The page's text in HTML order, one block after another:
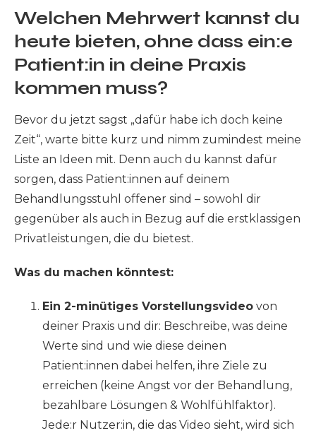
Welchen Mehrwert kannst du
heute bieten, ohne dass ein:e
Patient:in in deine Praxis
kommen muss?
Bevor du jetzt sagst „dafür habe ich doch keine
Zeit“, warte bitte kurz und nimm zumindest meine
Liste an Ideen mit. Denn auch du kannst dafür
sorgen, dass Patient:innen auf deinem
Behandlungsstuhl offener sind – sowohl dir
gegenüber als auch in Bezug auf die erstklassigen
Privatleistungen, die du bietest.
Was du machen könntest:
Ein 2-minütiges Vorstellungsvideo von
deiner Praxis und dir: Beschreibe, was deine
Werte sind und wie diese deinen
Patient:innen dabei helfen, ihre Ziele zu
erreichen (keine Angst vor der Behandlung,
bezahlbare Lösungen & Wohlfühlfaktor).
Jede:r Nutzer:in, die das Video sieht, wird sich